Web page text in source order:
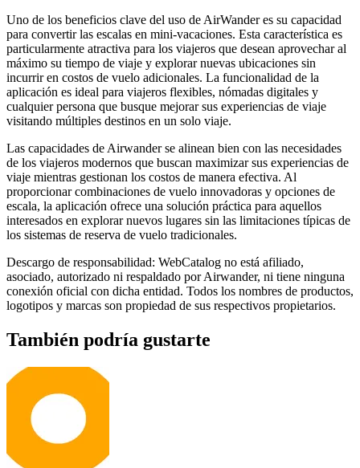
Uno de los beneficios clave del uso de AirWander es su capacidad
para convertir las escalas en mini-vacaciones. Esta característica es
particularmente atractiva para los viajeros que desean aprovechar al
máximo su tiempo de viaje y explorar nuevas ubicaciones sin
incurrir en costos de vuelo adicionales. La funcionalidad de la
aplicación es ideal para viajeros flexibles, nómadas digitales y
cualquier persona que busque mejorar sus experiencias de viaje
visitando múltiples destinos en un solo viaje.
Las capacidades de Airwander se alinean bien con las necesidades
de los viajeros modernos que buscan maximizar sus experiencias de
viaje mientras gestionan los costos de manera efectiva. Al
proporcionar combinaciones de vuelo innovadoras y opciones de
escala, la aplicación ofrece una solución práctica para aquellos
interesados ​​en explorar nuevos lugares sin las limitaciones típicas de
los sistemas de reserva de vuelo tradicionales.
Descargo de responsabilidad: WebCatalog no está afiliado,
asociado, autorizado ni respaldado por Airwander, ni tiene ninguna
conexión oficial con dicha entidad. Todos los nombres de productos,
logotipos y marcas son propiedad de sus respectivos propietarios.
También podría gustarte